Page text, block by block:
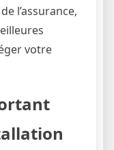
l’assurance,
votre